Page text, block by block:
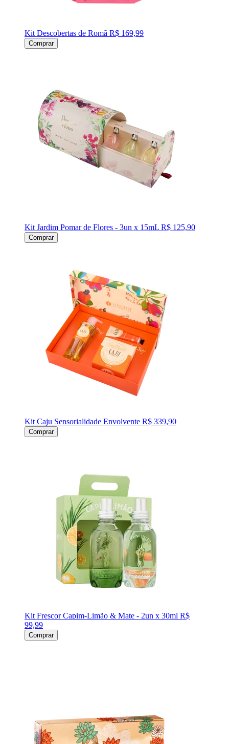
Kit Descobertas de Romã R$ 169,99
Comprar
Kit Jardim Pomar de Flores - 3un x 15mL R$ 125,90
Comprar
Kit Caju Sensorialidade Envolvente R$ 339,90
Comprar
Kit Frescor Capim-Limão & Mate - 2un x 30ml R$
99,99
Comprar